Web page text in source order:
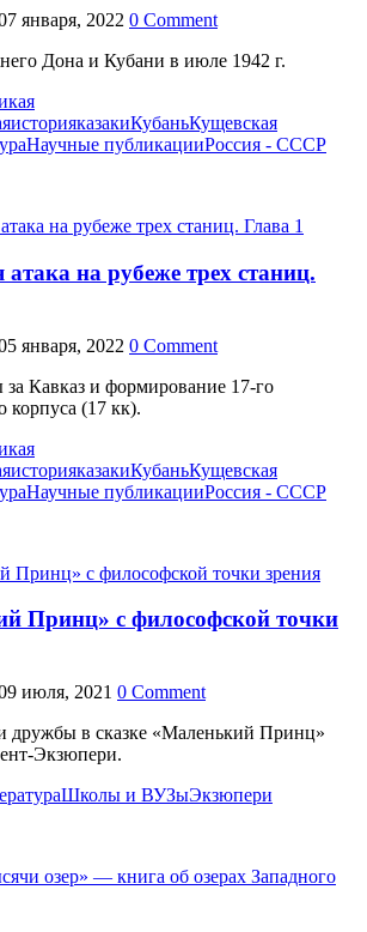
0 Comment
Дона и Кубани в июле 1942 г.
историяказакиКубаньКущевская
Научные публикацииРоссия - СССР
на рубеже трех станиц.
0 Comment
Кавказ и формирование 17-го
корпуса (17 кк).
историяказакиКубаньКущевская
Научные публикацииРоссия - СССР
Принц» с философской точки
0 Comment
дружбы в сказке «Маленький Принц»
Экзюпери.
Школы и ВУЗыЭкзюпери